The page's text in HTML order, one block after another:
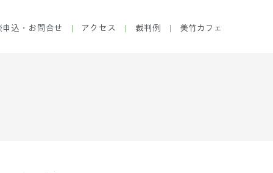
申込・お問合せ アクセス 裁判例 美竹カフェ